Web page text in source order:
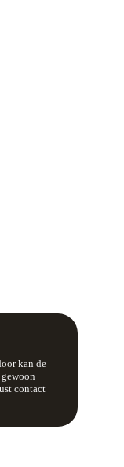
kan de
contact